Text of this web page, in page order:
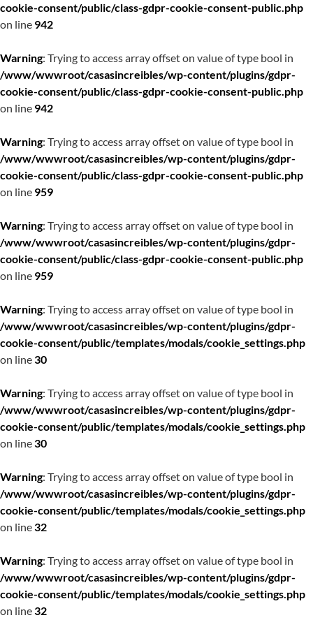
cookie-consent/public/class-gdpr-cookie-consent-public.php
on line 942
Warning: Trying to access array offset on value of type bool in
/www/wwwroot/casasincreibles/wp-content/plugins/gdpr-
cookie-consent/public/class-gdpr-cookie-consent-public.php
on line 942
Warning: Trying to access array offset on value of type bool in
/www/wwwroot/casasincreibles/wp-content/plugins/gdpr-
cookie-consent/public/class-gdpr-cookie-consent-public.php
on line 959
Warning: Trying to access array offset on value of type bool in
/www/wwwroot/casasincreibles/wp-content/plugins/gdpr-
cookie-consent/public/class-gdpr-cookie-consent-public.php
on line 959
Warning: Trying to access array offset on value of type bool in
/www/wwwroot/casasincreibles/wp-content/plugins/gdpr-
cookie-consent/public/templates/modals/cookie_settings.php
on line30
Warning: Trying to access array offset on value of type bool in
/www/wwwroot/casasincreibles/wp-content/plugins/gdpr-
cookie-consent/public/templates/modals/cookie_settings.php
on line30
Warning: Trying to access array offset on value of type bool in
/www/wwwroot/casasincreibles/wp-content/plugins/gdpr-
cookie-consent/public/templates/modals/cookie_settings.php
on line32
Warning: Trying to access array offset on value of type bool in
/www/wwwroot/casasincreibles/wp-content/plugins/gdpr-
cookie-consent/public/templates/modals/cookie_settings.php
on line32